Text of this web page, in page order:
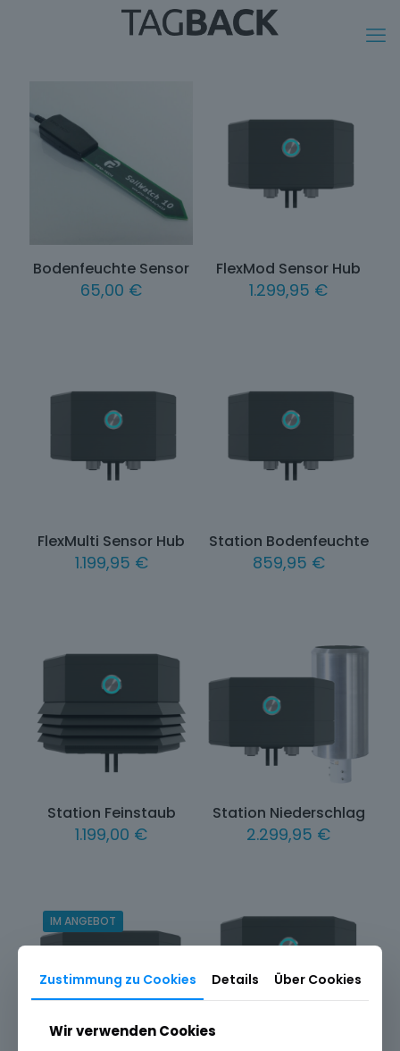
Bodenfeuchte Sensor
65,00 €
FlexMod Sensor Hub
1.299,95 €
FlexMulti Sensor Hub
1.199,95 €
Station Bodenfeuchte
859,95 €
Station Feinstaub
1.199,00 €
Station Niederschlag
2.299,95 €
IM ANGEBOT
Zustimmung zu Cookies Details Über Cookies
Wir verwenden Cookies